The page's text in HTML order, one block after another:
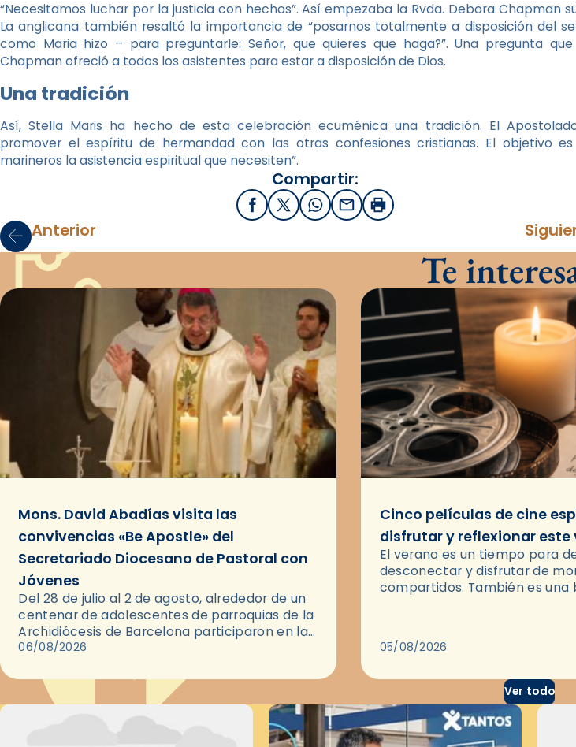
“Necesitamos luchar por la justicia con hechos”. Así empezaba la Rvda. Debora Chapman
La anglicana también resaltó la importancia de “posarnos totalmente a disposición del
como Maria hizo – para preguntarle: Señor, que quieres que haga?”. Una pregunta que
Chapman ofreció a todos los asistentes para estar a disposición de Dios.
Una tradición
Así, Stella Maris ha hecho de esta celebración ecuménica una tradición. El
promover el espíritu de hermandad con las otras confesiones cristianas. El objetivo es
marineros la asistencia espiritual que necesiten”.
Compartir:
FacebookX / Twitter
WhatsApp
EmailImprimir
Anterior
Te
Mons. David Abadías visita las
convivencias «Be Apostle» del
Secretariado Diocesano de Pastoral con
Jóvenes
Del 28 de julio al 2 de agosto, alrededor de un
centenar de adolescentes de parroquias de la
Archidiócesis de Barcelona participaron en las
convivencias Be Apostle, organizadas por el
06/08/2026
Cinco películas de cine
disfrutar y reflexionar este
El verano es un tiempo para
desconectar y disfrutar de
compartidos. También es una
05/08/2026
Ver todo